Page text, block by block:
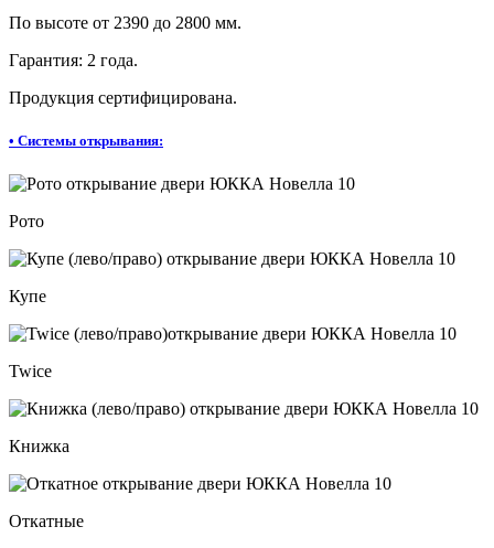
По высоте от 2390 до 2800 мм.
Гарантия: 2 года.
Продукция сертифицирована.
• Системы открывания:
Рото
Купе
Twice
Книжка
Откатные